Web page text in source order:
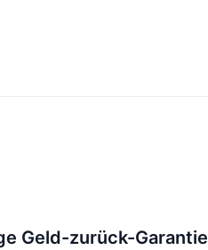
Geld-zurück-Garantie